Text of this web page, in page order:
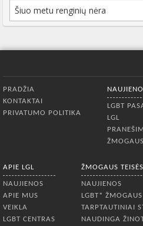
Šiuo metu renginių nėra
PRADŽIA
KONTAKTAI
PRIVATUMO POLITIKA
LGBT
LGL
APIE LGL
NAUJIENOS
APIE MUS
VEIKLA
LGBT CENTRAS
ŽMOGAUS TEISĖS
NAUJIENOS
LGBT* ŽMOGAUS
TARPTAUTINIAI
NAUDINGA